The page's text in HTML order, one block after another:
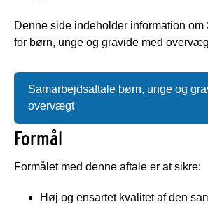
Denne side indeholder information
for børn, unge og gravide med
Samarbejdsaftale børn, unge og
overvægt
Formål
Formålet med denne aftale er at sikre:
Høj og ensartet kvalitet af den